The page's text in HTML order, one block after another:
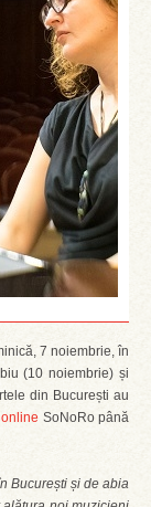
7 noiembrie, în
(10 noiembrie) și
din București au
SoNoRo până
București și de abia